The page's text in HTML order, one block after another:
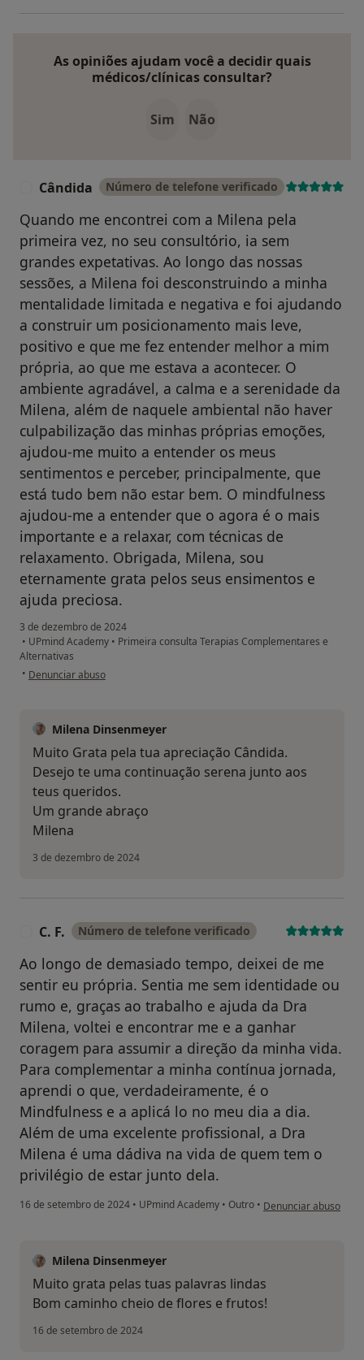
As opiniões ajudam você a decidir quais
médicos/clínicas consultar?
Sim Não
Cândida Número de telefone verificado
Quando me encontrei com a Milena pela
primeira vez, no seu consultório, ia sem
grandes expetativas. Ao longo das nossas
sessões, a Milena foi desconstruindo a minha
mentalidade limitada e negativa e foi ajudando
a construir um posicionamento mais leve,
positivo e que me fez entender melhor a mim
própria, ao que me estava a acontecer. O
ambiente agradável, a calma e a serenidade da
Milena, além de naquele ambiental não haver
culpabilização das minhas próprias emoções,
ajudou-me muito a entender os meus
sentimentos e perceber, principalmente, que
está tudo bem não estar bem. O mindfulness
ajudou-me a entender que o agora é o mais
importante e a relaxar, com técnicas de
relaxamento. Obrigada, Milena, sou
eternamente grata pelos seus ensimentos e
ajuda preciosa.
3 de dezembro de 2024
• UPmind Academy • Primeira consulta Terapias Complementares e
Alternativas
• na opinião do utilizador Cândida
Denunciar abuso
Milena Dinsenmeyer
Muito Grata pela tua apreciação Cândida.
Desejo te uma continuação serena junto aos
teus queridos.
Um grande abraço
Milena
3 de dezembro de 2024
C. F. Número de telefone verificado
Ao longo de demasiado tempo, deixei de me
sentir eu própria. Sentia me sem identidade ou
rumo e, graças ao trabalho e ajuda da Dra
Milena, voltei e encontrar me e a ganhar
coragem para assumir a direção da minha vida.
Para complementar a minha contínua jornada,
aprendi o que, verdadeiramente, é o
Mindfulness e a aplicá lo no meu dia a dia.
Além de uma excelente profissional, a Dra
Milena é uma dádiva na vida de quem tem o
privilégio de estar junto dela.
16 de setembro de 2024 • UPmind Academy • Outro • na opinião do
Denunciar abuso
Milena Dinsenmeyer
Muito grata pelas tuas palavras lindas
Bom caminho cheio de flores e frutos!
16 de setembro de 2024